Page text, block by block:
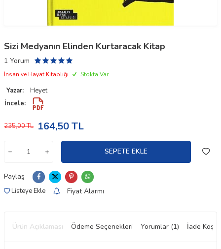
Sizi Medyanın Elinden Kurtaracak Kitap
1 Yorum
İnsan ve Hayat Kitaplığı Stokta Var
Yazar:
Heyet
İncele:
235,00TL 164,50TL
SEPETE EKLE
Paylaş
Listeye Ekle Fiyat Alarmı
Ürün Açıklaması Ödeme Seçenekleri Yorumlar (1) İade